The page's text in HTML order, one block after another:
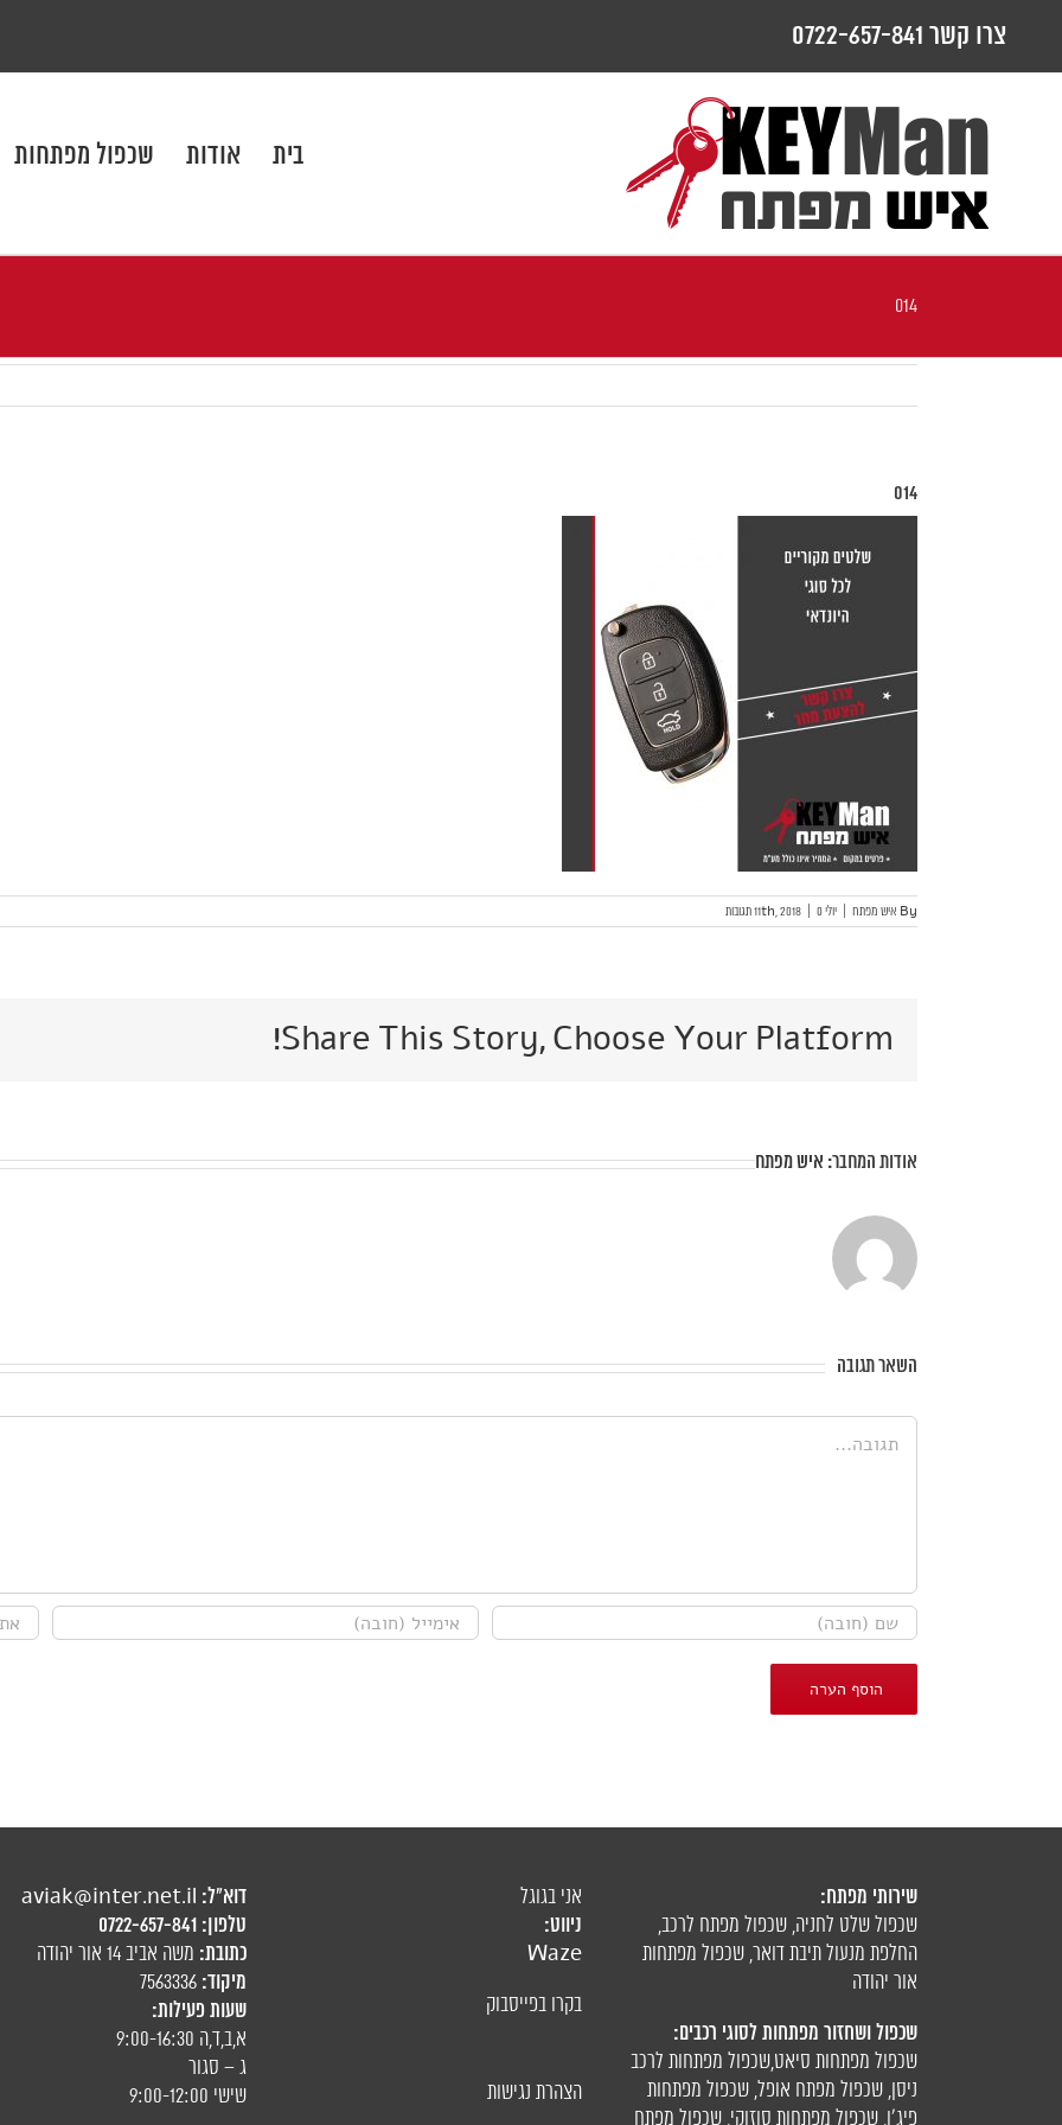
צרו קשר 0722-657-841
בית אודות שכפול מפתחות
014
014
By איש מפתח יולי 11th, 20180 תגובות
Share This Story, Choose Your Platform!
אודות המחבר: איש מפתח
השאר תגובה
שירותי מפתח:
שכפול שלט לחניה, שכפול מפתח לרכב,
החלפת מנעול תיבת דואר, שכפול מפתחות
אור יהודה
שכפול ושחזור מפתחות לסוגי רכבים:
שכפול מפתחות סיאט,שכפול מפתחות לרכב
ניסן , שכפול מפתח אופל, שכפול מפתחות
פיג'ו, שכפול מפתחות סוזוקי, שכפול מפתח
אני בגוגל
ניווט:
Waze
בקרו בפייסבוק
הצהרת נגישות
דוא"ל: aviak@inter.net.il
טלפון: 0722-657-841
כתובת: משה אביב 14 אור יהודה
מיקוד: 7563336
שעות פעילות:
א,ב,ד,ה 9:00-16:30
ג – סגור
שישי 9:00-12:00